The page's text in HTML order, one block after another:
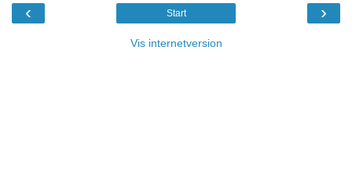
‹ ›
Start
Vis internetversion